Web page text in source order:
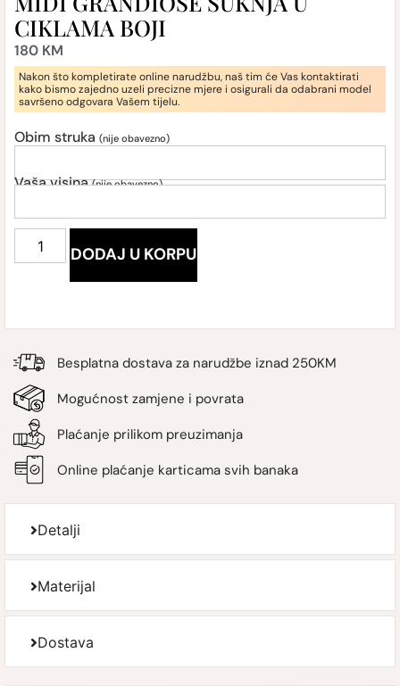
CIKLAMA BOJI
180 KM
Nakon što kompletirate online narudžbu, naš tim će Vas kontaktirati
kako bismo zajedno uzeli precizne mjere i osigurali da odabrani model
savršeno odgovara Vašem tijelu.
Obim struka (nije obavezno)
Vaša visina(nije obavezno)
DODAJ U KORPU
Besplatna dostava za narudžbe iznad 250KM
Mogućnost zamjene i povrata
Plaćanje prilikom preuzimanja
Online plaćanje karticama svih banaka
Detalji
Materijal
Dostava